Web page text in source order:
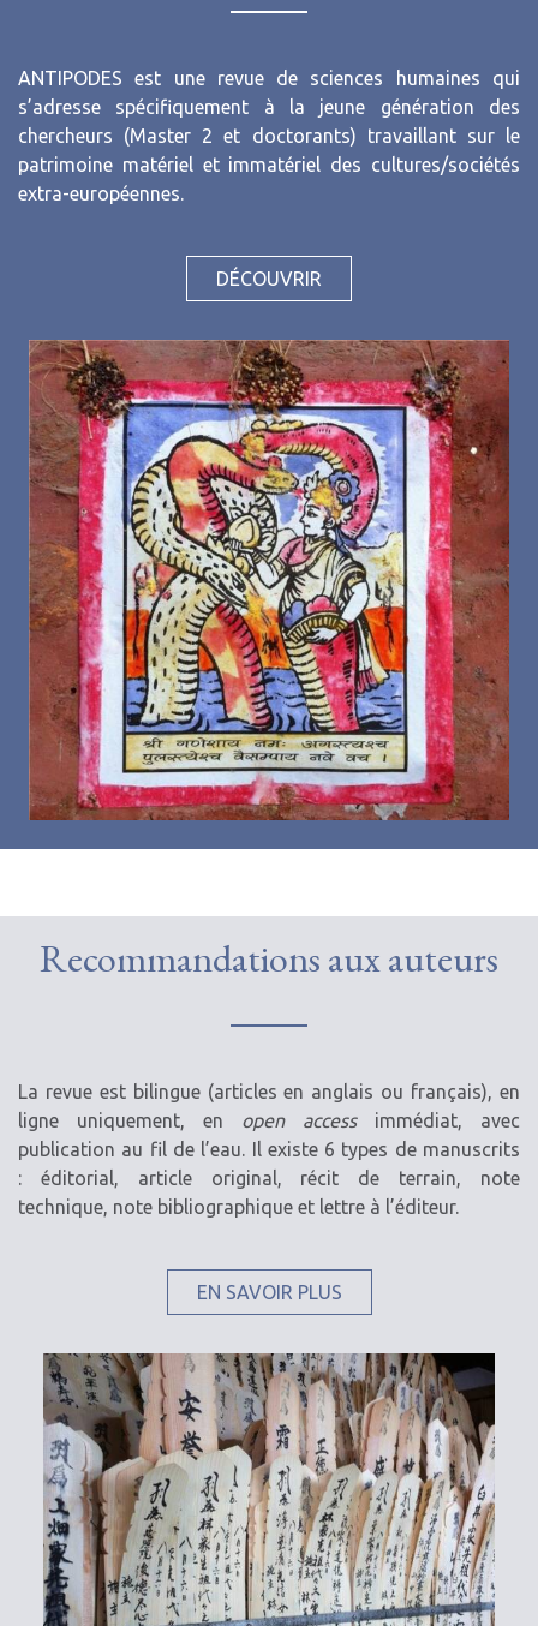
ANTIPODES est une revue de sciences humaines qui
s’adresse spécifiquement à la jeune génération des
chercheurs (Master 2 et doctorants) travaillant sur le
patrimoine matériel et immatériel des cultures/sociétés
extra-européennes.
DÉCOUVRIR
Recommandations aux auteurs
La revue est bilingue (articles en anglais ou français), en
ligne uniquement, en open accessimmédiat, avec
publication au fil de l’eau. Il existe 6 types de manuscrits
: éditorial, article original, récit de terrain, note
technique, note bibliographique et lettre à l’éditeur.
EN SAVOIR PLUS